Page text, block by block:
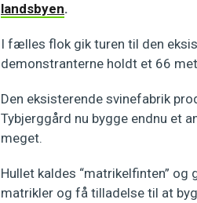
landsbyen.
I fælles flok gik turen til den
demonstranterne holdt et 66
Den eksisterende svinefabrik
Tybjerggård nu bygge endnu et
meget.
Hullet kaldes “matrikelfinten”
matrikler og få tilladelse til at